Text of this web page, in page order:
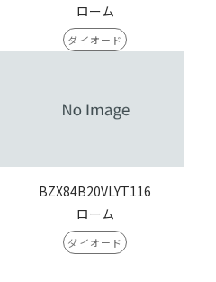
ローム
ダイオード
BZX84B20VLYT116
ローム
ダイオード